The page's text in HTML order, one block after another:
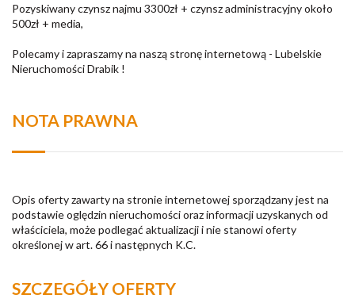
Pozyskiwany czynsz najmu 3300zł + czynsz administracyjny około
500zł + media,
Polecamy i zapraszamy na naszą stronę internetową - Lubelskie
Nieruchomości Drabik !
NOTA PRAWNA
Opis oferty zawarty na stronie internetowej sporządzany jest na
podstawie oględzin nieruchomości oraz informacji uzyskanych od
właściciela, może podlegać aktualizacji i nie stanowi oferty
określonej w art. 66 i następnych K.C.
SZCZEGÓŁY OFERTY